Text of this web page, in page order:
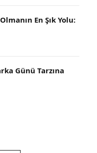
En Şık Yolu:
Günü Tarzına